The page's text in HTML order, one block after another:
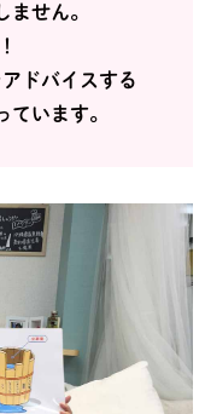
ません。
ドバイスする
ています。